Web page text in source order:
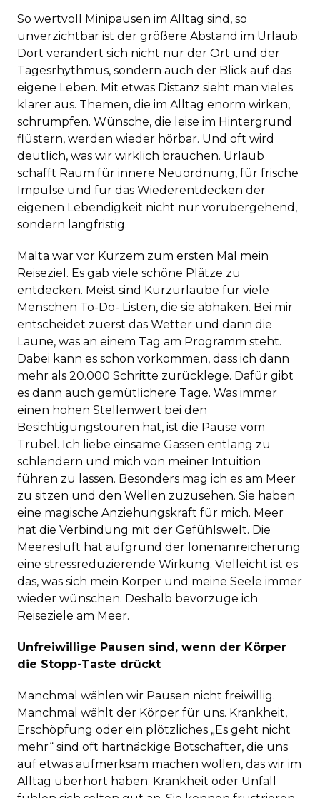
So wertvoll Minipausen im Alltag sind, so
unverzichtbar ist der größere Abstand im Urlaub.
Dort verändert sich nicht nur der Ort und der
Tagesrhythmus, sondern auch der Blick auf das
eigene Leben. Mit etwas Distanz sieht man vieles
klarer aus. Themen, die im Alltag enorm wirken,
schrumpfen. Wünsche, die leise im Hintergrund
flüstern, werden wieder hörbar. Und oft wird
deutlich, was wir wirklich brauchen. Urlaub
schafft Raum für innere Neuordnung, für frische
Impulse und für das Wiederentdecken der
eigenen Lebendigkeit nicht nur vorübergehend,
sondern langfristig.
Malta war vor Kurzem zum ersten Mal mein
Reiseziel. Es gab viele schöne Plätze zu
entdecken. Meist sind Kurzurlaube für viele
Menschen To-Do- Listen, die sie abhaken. Bei mir
entscheidet zuerst das Wetter und dann die
Laune, was an einem Tag am Programm steht.
Dabei kann es schon vorkommen, dass ich dann
mehr als 20.000 Schritte zurücklege. Dafür gibt
es dann auch gemütlichere Tage. Was immer
einen hohen Stellenwert bei den
Besichtigungstouren hat, ist die Pause vom
Trubel. Ich liebe einsame Gassen entlang zu
schlendern und mich von meiner Intuition
führen zu lassen. Besonders mag ich es am Meer
zu sitzen und den Wellen zuzusehen. Sie haben
eine magische Anziehungskraft für mich. Meer
hat die Verbindung mit der Gefühlswelt. Die
Meeresluft hat aufgrund der Ionenanreicherung
eine stressreduzierende Wirkung. Vielleicht ist es
das, was sich mein Körper und meine Seele immer
wieder wünschen. Deshalb bevorzuge ich
Reiseziele am Meer.
Unfreiwillige Pausen sind, wenn der Körper
die Stopp-Taste drückt
Manchmal wählen wir Pausen nicht freiwillig.
Manchmal wählt der Körper für uns. Krankheit,
Erschöpfung oder ein plötzliches „Es geht nicht
mehr“ sind oft hartnäckige Botschafter, die uns
auf etwas aufmerksam machen wollen, das wir im
Alltag überhört haben. Krankheit oder Unfall